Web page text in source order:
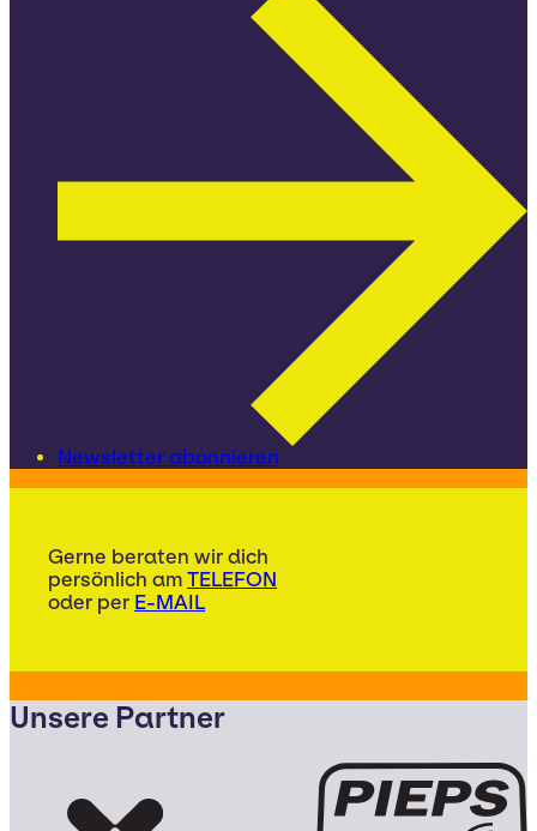
Newsletter abonnieren
Gerne beraten wir dich
persönlich am TELEFON
oder per E-MAIL
Unsere Partner